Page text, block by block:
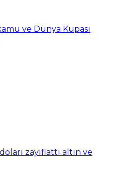
ve Dünya Kupası
zayıflattı altın ve